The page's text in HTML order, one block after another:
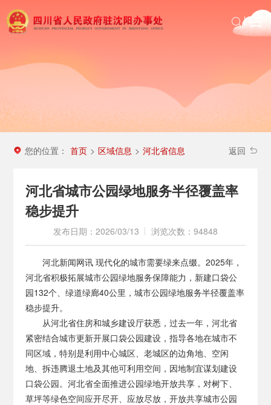
首页
投资四川
您的位置： 首页 > 区域信息 > 河北省信息 返回
河北省城市公园绿地服务半径覆盖率
稳步提升
发布日期：2026/03/13 浏览次数：94848
河北新闻网讯 现代化的城市需要绿来点缀。2025年，
河北省积极拓展城市公园绿地服务保障能力，新建口袋公
园132个、绿道绿廊40公里，城市公园绿地服务半径覆盖率
稳步提升。
从河北省住房和城乡建设厅获悉，过去一年，河北省
紧密结合城市更新开展口袋公园建设，指导各地在城市不
同区域，特别是利用中心城区、老城区的边角地、空闲
地、拆违腾退土地及其他可利用空间，因地制宜谋划建设
口袋公园。河北省全面推进公园绿地开放共享，对树下、
草坪等绿色空间应开尽开、应放尽放，开放共享城市公园